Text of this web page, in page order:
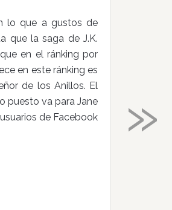
lo que a gustos de
que la saga de J.K.
en el ránking por
en este ránking es
de los Anillos. El
puesto va para Jane
de Facebook
»